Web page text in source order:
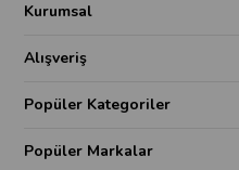
Kurumsal
Alışveriş
Popüler Kategoriler
Popüler Markalar